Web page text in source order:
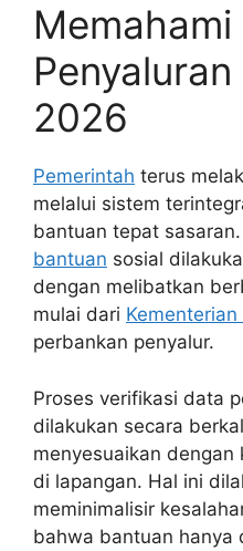
2026
Pemerintah terus
melalui sistem
bantuan tepat
bantuan sosial
dengan melibatkan
mulai dari Kementerian
perbankan penyalur.
Proses verifikasi data
dilakukan secara
menyesuaikan
di lapangan. Hal ini
meminimalisir
bahwa bantuan hanya